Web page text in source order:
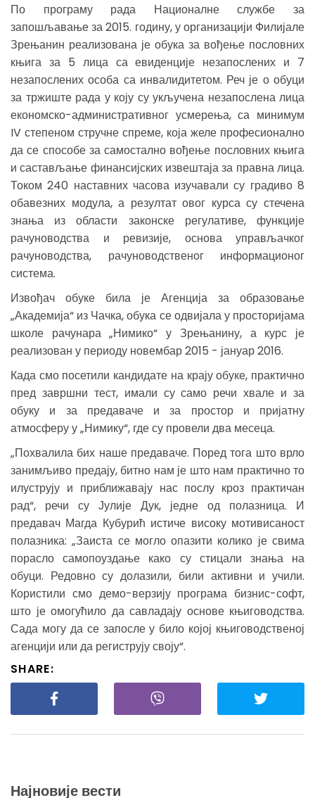
По програму рада Националне службе за
запошљавање за 2015. годину, у организацији Филијале
Зрењанин реализована је обука за вођење пословних
књига за 5 лица са евиденције незапослених и 7
незапослених особа са инвалидитетом. Реч је о обуци
за тржиште рада у коју су укључена незапослена лица
економско-административног усмерења, са минимум
IV степеном стручне спреме, која желе професионално
да се способе за самостално вођење пословних књига
и састављање финансијских извештаја за правна лица.
Током 240 наставних часова изучавали су градиво 8
обавезних модула, а резултат овог курса су стечена
знања из области законске регулативе, функције
рачуноводства и ревизије, основа управљачког
рачуноводства, рачуноводственог информационог
система.
Извођач обуке била је Агенција за образовање
„Академија“ из Чачка, обука се одвијала у просторијама
школе рачунара „Нимико“ у Зрењанину, а курс је
реализован у периоду новембар 2015 - јануар 2016.
Када смо посетили кандидате на крају обуке, практично
пред завршни тест, имали су само речи хвале и за
обуку и за предаваче и за простор и пријатну
атмосферу у „Нимику“, где су провели два месеца.
„Похвалила бих наше предаваче. Поред тога што врло
занимљиво предају, битно нам је што нам практично то
илуструју и приближавају нас послу кроз практичан
рад“, речи су Јулије Дук, једне од полазница. И
предавач Магда Кубурић истиче високу мотивисаност
полазника: „Заиста се могло опазити колико је свима
порасло самопоуздање како су стицали знања на
обуци. Редовно су долазили, били активни и учили.
Користили смо демо-верзију програма бизнис-софт,
што је омогућило да савладају основе књиговодства.
Сада могу да се запосле у било којој књиговодственој
агенцији или да региструју своју“.
SHARE:
Најновије вести